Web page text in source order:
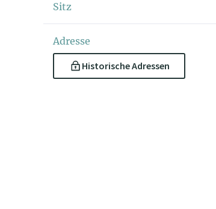
Sitz
Adresse
Historische Adressen